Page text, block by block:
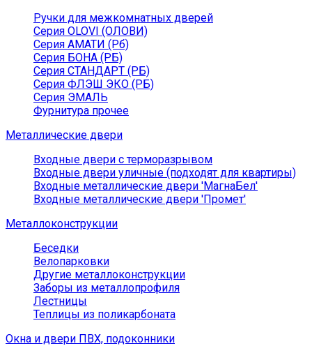
Ручки для межкомнатных дверей
Серия OLOVI (ОЛОВИ)
Серия АМАТИ (Рб)
Серия БОНА (РБ)
Серия СТАНДАРТ (РБ)
Серия ФЛЭШ ЭКО (РБ)
Серия ЭМАЛЬ
Фурнитура прочее
Металлические двери
Входные двери с терморазрывом
Входные двери уличные (подходят для квартиры)
Входные металлические двери 'МагнаБел'
Входные металлические двери 'Промет'
Металлоконструкции
Беседки
Велопарковки
Другие металлоконструкции
Заборы из металлопрофиля
Лестницы
Теплицы из поликарбоната
Окна и двери ПВХ, подоконники